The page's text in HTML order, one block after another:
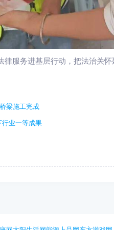
律服务进基层行动，把法治关
梁施工完成
业一等成果